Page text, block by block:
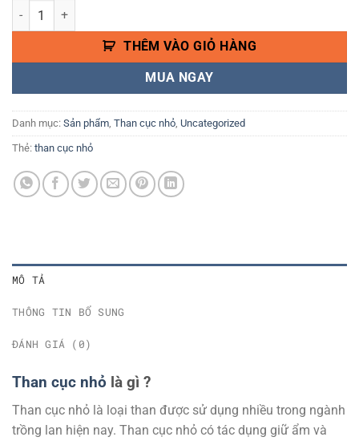
Than Cục Nhỏ Cung Cấp Giá Sỉ Lẻ Toàn Quốc - Công Ty Than
THÊM VÀO GIỎ HÀNG
MUA NGAY
Danh mục: Sản phẩm, Than cục nhỏ, Uncategorized
Thẻ: than cục nhỏ
MÔ TẢ
THÔNG TIN BỔ SUNG
ĐÁNH GIÁ (0)
Than cục nhỏ là gì ?
Than cục nhỏ là loại than được sử dụng nhiều trong ngành
trồng lan hiện nay. Than cục nhỏ có tác dụng giữ ẩm và